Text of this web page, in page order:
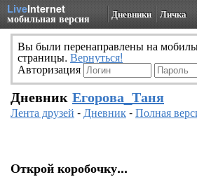
LiveInternet
мобильная версия Дневники Личка
Вы были перенаправлены на
страницы. Вернуться!
Авторизация
Дневник Егорова_Таня
Лента друзей -Дневник-Полная
Открой коробочку...